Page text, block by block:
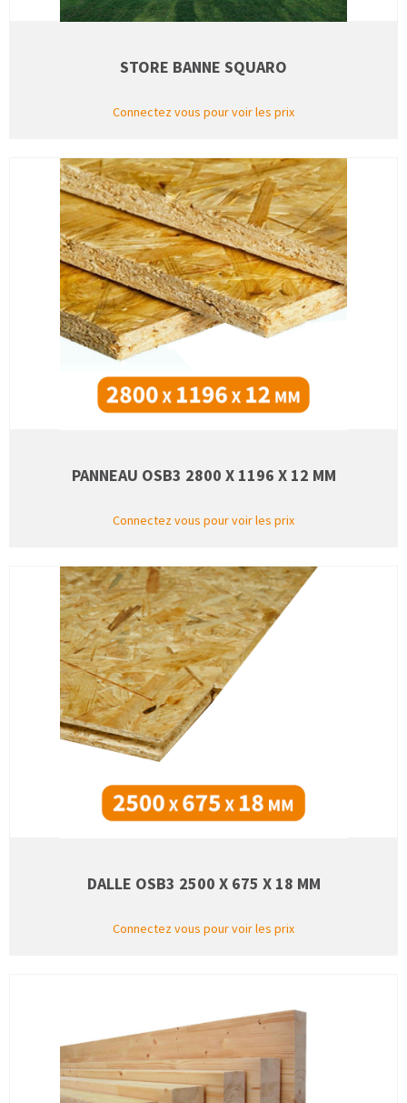
STORE BANNE SQUARO
Connectez vous pour voir les prix
PANNEAU OSB3 2800 X 1196 X 12 MM
Connectez vous pour voir les prix
DALLE OSB3 2500 X 675 X 18 MM
Connectez vous pour voir les prix